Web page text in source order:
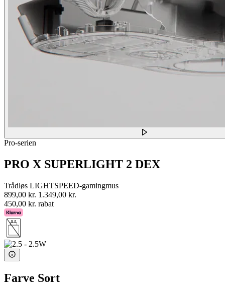
Pro-serien
PRO X SUPERLIGHT 2 DEX
Trådløs LIGHTSPEED-gamingmus
899,00 kr. 1.349,00 kr.
450,00 kr. rabat
Farve Sort